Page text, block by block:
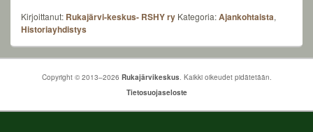
Kirjoittanut: Rukajärvi-keskus- RSHY ry Kategoria:Ajankohtaista,
Historiayhdistys
Copyright © 2013–2026 Rukajärvikeskus. Kaikki oikeudet pidätetään.
Tietosuojaseloste